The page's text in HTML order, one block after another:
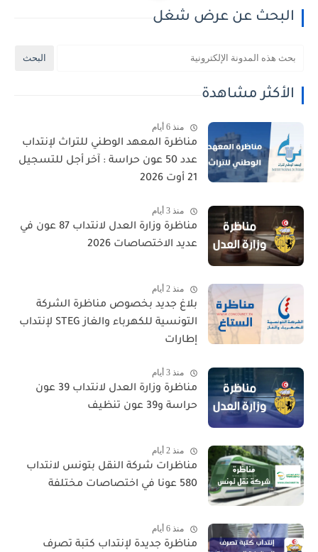
البحث عن عرض شغل
الأكثر مشاهدة
منذ 6 أيام
مناظرة المعهد الوطني للتراث لإنتداب
عدد 50 عون حراسة : آخر أجل للتسجيل
21 أوت 2026
منذ 3 أيام
مناظرة وزارة العدل لانتداب 87 عون في
عديد الاختصاصات 2026
منذ 2 أيام
بلاغ جديد بخصوص مناظرة الشركة
التونسية للكهرباء والغاز STEG لإنتداب
إطارات
منذ 3 أيام
مناظرة وزارة العدل لانتداب 39 عون
حراسة و39 عون تنظيف
منذ 2 أيام
مناظرات شركة النقل بتونس لانتداب
580 عونا في اختصاصات مختلفة
منذ 6 أيام
مناظرة جديدة لإنتداب كتبة تصرف